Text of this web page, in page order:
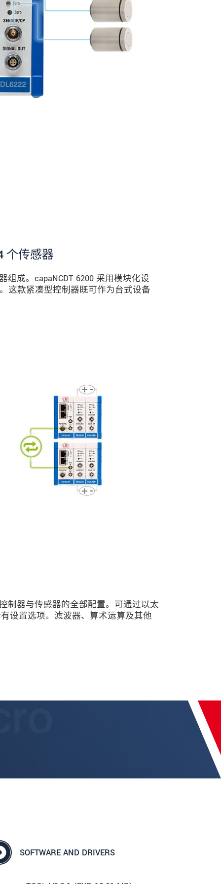
个传感器
成。capaNCDT 6200 采用模块化设
这款紧凑型控制器既可作为台式设备
制器与传感器的全部配置。可通过以太
设置选项。滤波器、算术运算及其他
SOFTWARE AND DRIVERS